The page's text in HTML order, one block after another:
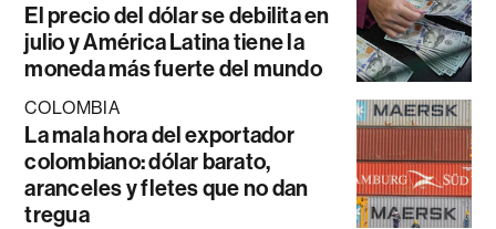
El precio del dólar se debilita en
julio y América Latina tiene la
moneda más fuerte del mundo
COLOMBIA
La mala hora del exportador
colombiano: dólar barato,
aranceles y fletes que no dan
tregua